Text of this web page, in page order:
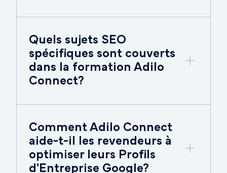
Quels sujets SEO
spécifiques sont couverts
dans la formation Adilo
Connect?
Comment Adilo Connect
aide-t-il les revendeurs à
optimiser leurs Profils
d'Entreprise Google?